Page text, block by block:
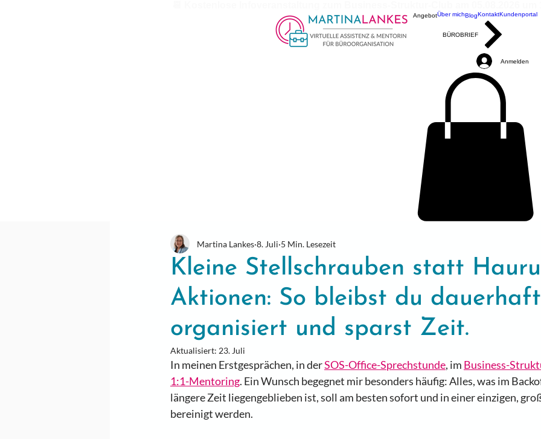
AngebotÜber michBlogKontaktKundenportal
BÜROBRIEF
Anmelden
Kleine Stellschrauben statt
Aktionen: So bleibst du dauerhaft
organisiert und sparst Zeit.
Martina Lankes 8. Juli 5 Min. Lesezeit
Aktualisiert: 23. Juli
In meinen Erstgesprächen, in der SOS-Office-Sprechstunde, im Business-
1:1-Mentoring. Ein Wunsch begegnet mir besonders häufig: Alles, was im
längere Zeit liegengeblieben ist, soll am besten sofort und in einer einzigen,
bereinigt werden.